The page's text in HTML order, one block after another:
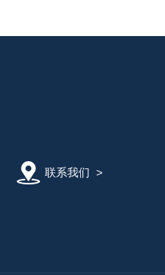
联系我们 >